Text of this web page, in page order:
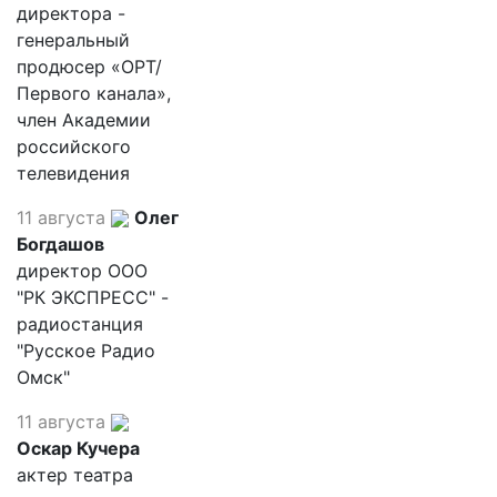
директора -
генеральный
продюсер «ОРТ/
Первого канала»,
член Академии
российского
телевидения
11 августа
Олег
Богдашов
директор ООО
"РК ЭКСПРЕСС" -
радиостанция
"Русское Радио
Омск"
11 августа
Оскар Кучера
актер театра